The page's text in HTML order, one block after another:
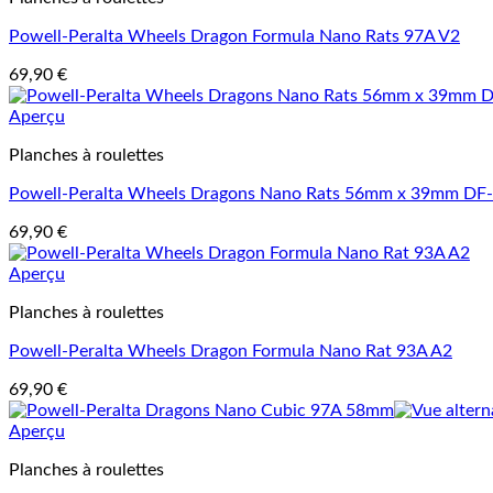
Powell-Peralta Wheels Dragon Formula Nano Rats 97A V2
69,90 €
Aperçu
Planches à roulettes
Powell-Peralta Wheels Dragons Nano Rats 56mm x 39mm
69,90 €
Aperçu
Planches à roulettes
Powell-Peralta Wheels Dragon Formula Nano Rat 93A A2
69,90 €
Aperçu
Planches à roulettes